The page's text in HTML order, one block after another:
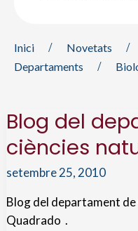
Inici Novetats
Departaments
Blog del
ciències
setembre 25, 2010
Blog del departament
Quadrado .